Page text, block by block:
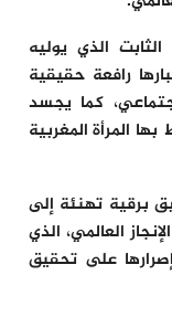
الذي يوليه
رافعة حقيقية
كما يجسد
المرأة المغربية
برقية تهنئة إلى
العالمي، الذي
على تحقيق